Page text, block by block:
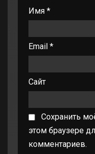
Имя *
Email *
Сайт
Сохранить
этом браузере
комментариев.